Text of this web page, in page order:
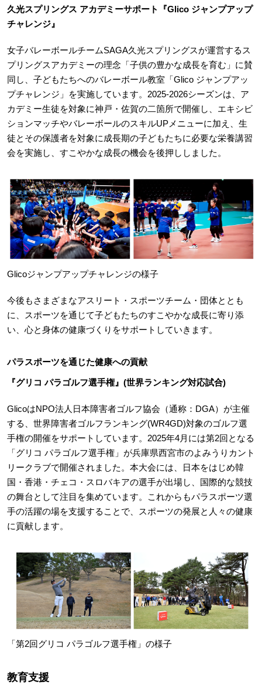
久光スプリングス アカデミーサポート『Glico ジャンプアップ
チャレンジ』
女子バレーボールチームSAGA久光スプリングスが運営するス
プリングスアカデミーの理念「子供の豊かな成長を育む」に賛
同し、子どもたちへのバレーボール教室「Glico ジャンプアッ
プチャレンジ」を実施しています。2025-2026シーズンは、ア
カデミー生徒を対象に神戸・佐賀の二箇所で開催し、エキシビ
ションマッチやバレーボールのスキルUPメニューに加え、生
徒とその保護者を対象に成長期の子どもたちに必要な栄養講習
会を実施し、すこやかな成長の機会を後押ししました。
Glicoジャンプアップチャレンジの様子
今後もさまざまなアスリート・スポーツチーム・団体ととも
に、スポーツを通じて子どもたちのすこやかな成長に寄り添
い、心と身体の健康づくりをサポートしていきます。
パラスポーツを通じた健康への貢献
『グリコ パラゴルフ選手権』(世界ランキング対応試合)
GlicoはNPO法人日本障害者ゴルフ協会（通称：DGA）が主催
する、世界障害者ゴルフランキング(WR4GD)対象のゴルフ選
手権の開催をサポートしています。2025年4月には第2回となる
「グリコ パラゴルフ選手権」が兵庫県西宮市のよみうりカント
リークラブで開催されました。本大会には、日本をはじめ韓
国・香港・チェコ・スロバキアの選手が出場し、国際的な競技
の舞台として注目を集めています。これからもパラスポーツ選
手の活躍の場を支援することで、スポーツの発展と人々の健康
に貢献します。
「第2回グリコ パラゴルフ選手権」の様子
教育支援